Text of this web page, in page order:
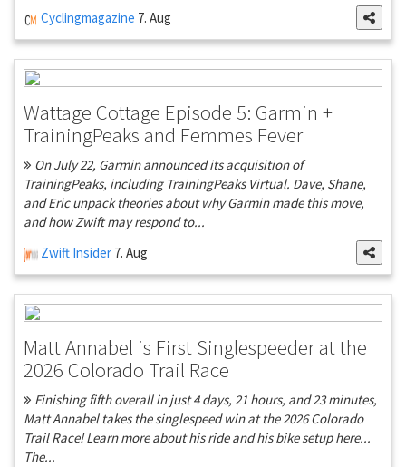
Cyclingmagazine 7. Aug
Wattage Cottage Episode 5: Garmin +
TrainingPeaks and Femmes Fever
On July 22, Garmin announced its acquisition of
TrainingPeaks, including TrainingPeaks Virtual. Dave, Shane,
and Eric unpack theories about why Garmin made this move,
and how Zwift may respond to...
Zwift Insider 7. Aug
Matt Annabel is First Singlespeeder at the
2026 Colorado Trail Race
Finishing fifth overall in just 4 days, 21 hours, and 23 minutes,
Matt Annabel takes the singlespeed win at the 2026 Colorado
Trail Race! Learn more about his ride and his bike setup here...
The...